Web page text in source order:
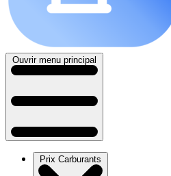
Ouvrir menu principal
Prix Carburants